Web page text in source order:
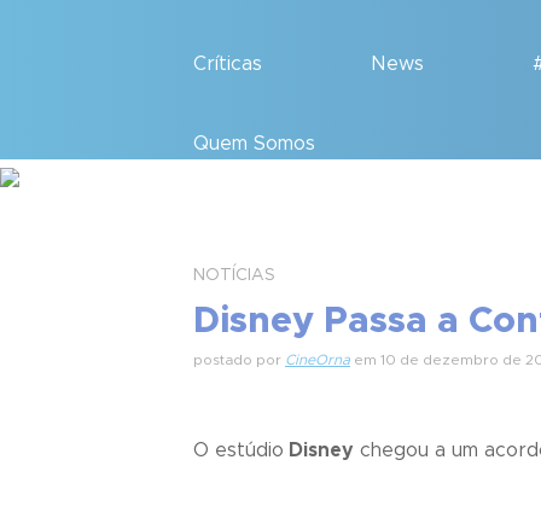
Críticas News
Quem Somos
NOTÍCIAS
Disney Passa a
postado por CineOrna em 10 de dezembro de
O estúdio Disney chegou a um